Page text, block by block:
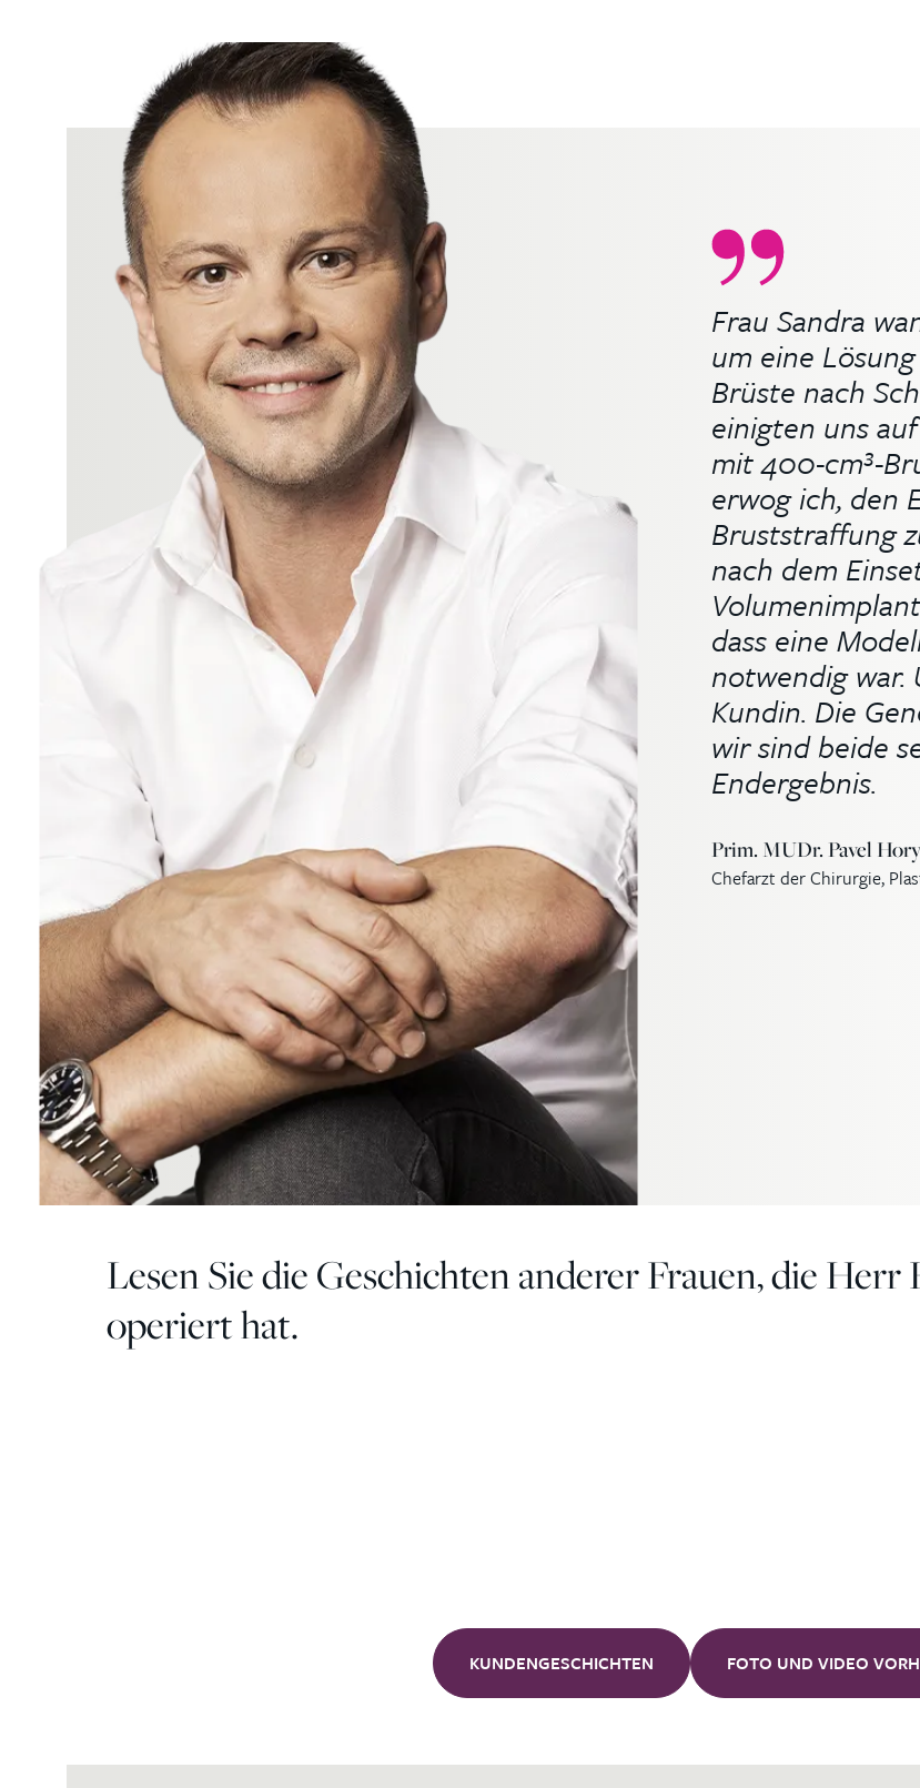
Frau Sandra
um eine
Brüste nach
einigten uns
mit 400-cm³-
erwog ich, den
Bruststraffung
nach dem
dass eine
notwendig war.
Kundin. Die
wir sind beide
Endergebnis.
Prim. MUDr. Pavel
Chefarzt der Chirurgie,
Lesen Sie die Geschichten anderer Frauen, die Herr
operiert hat.
KUNDENGESCHICHTEN FOTO UND VIDEO